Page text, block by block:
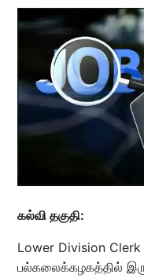
கல்வி தகுதி:
Lower Division
பல்கலைக்கழகத்தில்